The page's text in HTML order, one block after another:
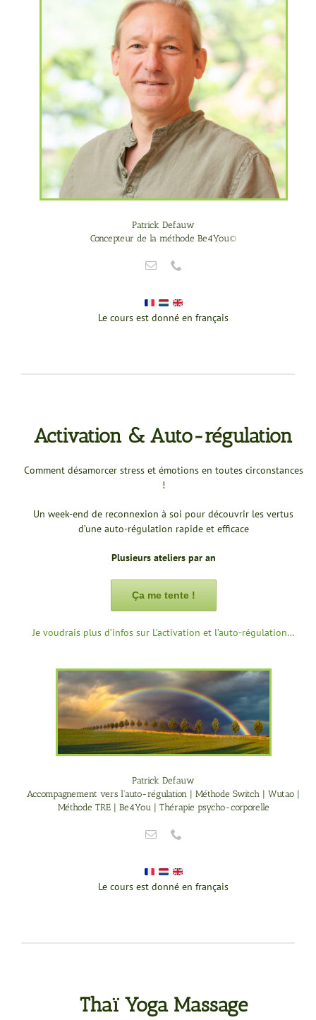
Patrick Defauw
Concepteur de la méthode Be4You©
Le cours est donné en français
Activation & Auto-régulation
Comment désamorcer stress et émotions en toutes circonstances
!
Un week-end de reconnexion à soi pour découvrir les vertus
d’une auto-régulation rapide et efficace
Plusieurs ateliers par an
Ça me tente !
Je voudrais plus d’infos sur L’activation et l’auto-régulation…
Patrick Defauw
Accompagnement vers l'auto-régulation | Méthode Switch | Wutao |
Méthode TRE | Be4You | Thérapie psycho-corporelle
Le cours est donné en français
Thaï Yoga Massage